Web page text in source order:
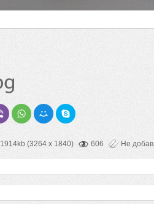
1914kb (3264 x 1840) 606 Не